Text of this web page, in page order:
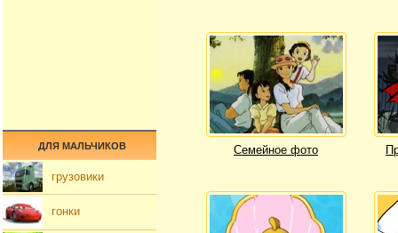
Семейное фото
ДЛЯ МАЛЬЧИКОВ
грузовики
гонки